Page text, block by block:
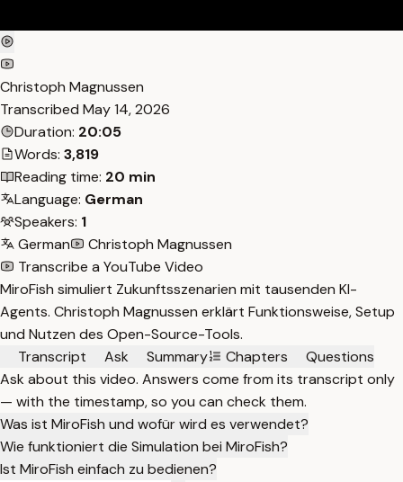
Christoph Magnussen
Transcribed May 14, 2026
Duration: 20:05
Words: 3,819
Reading time: 20 min
Language: German
Speakers: 1
German
Christoph Magnussen
Transcribe a YouTube Video
MiroFish simuliert Zukunftsszenarien mit tausenden KI-
Agents. Christoph Magnussen erklärt Funktionsweise, Setup
und Nutzen des Open-Source-Tools.
Transcript
Ask Summary Chapters
Questions
Ask about this video. Answers come from its transcript only
— with the timestamp, so you can check them.
Was ist MiroFish und wofür wird es verwendet?
Wie funktioniert die Simulation bei MiroFish?
Ist MiroFish einfach zu bedienen?